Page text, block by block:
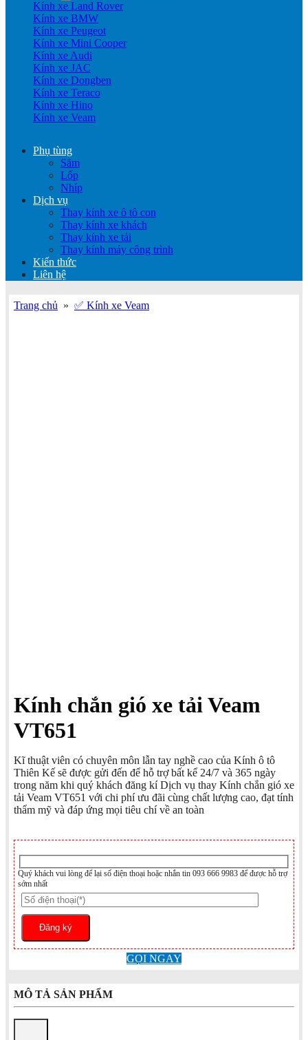
Kính xe Land Rover
Kính xe BMW
Kính xe Peugeot
Kính xe Mini Cooper
Kính xe Audi
Kính xe JAC
Kính xe Dongben
Kính xe Teraco
Kính xe Hino
Kính xe Veam
Phụ tùng
Săm
Lốp
Nhíp
Dịch vụ
Thay kính xe ô tô con
Thay kính xe khách
Thay kính xe tải
Thay kính máy công trình
Kiến thức
Liên hệ
Trang chủ » ✅ Kính xe Veam
Kính chắn gió xe tải Veam
VT651
Kĩ thuật viên có chuyên môn lẫn tay nghề cao của Kính ô tô
Thiên Kế sẽ được gửi đến để hỗ trợ bất kể 24/7 và 365 ngày
trong năm khi quý khách đăng kí Dịch vụ thay Kính chắn gió xe
tải Veam VT651 với chi phí ưu đãi cùng chất lượng cao, đạt tính
thẩm mỹ và đáp ứng mọi tiêu chí về an toàn
Quý khách vui lòng để lại số điện thoại hoặc nhắn tin 093 666 9983 để được hỗ trợ
sớm nhất
GỌI NGAY
MÔ TẢ SẢN PHẨM